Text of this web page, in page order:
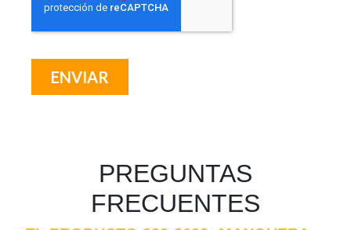
PREGUNTAS
FRECUENTES